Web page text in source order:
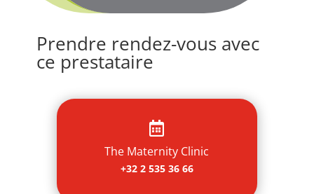
Prendre rendez-vous avec
ce prestataire

The Maternity Clinic
+32 2 535 36 66